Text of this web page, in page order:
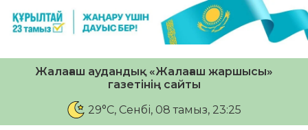
Жалағаш аудандық «Жалағаш жаршысы»
газетінің сайты
29°C, Сенбі, 08 тамыз, 23:25